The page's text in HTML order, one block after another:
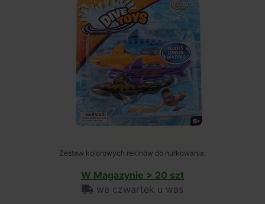
Zestaw kolorowych rekinów do nurkowania.
W Magazynie > 20 szt
we czwartek u was